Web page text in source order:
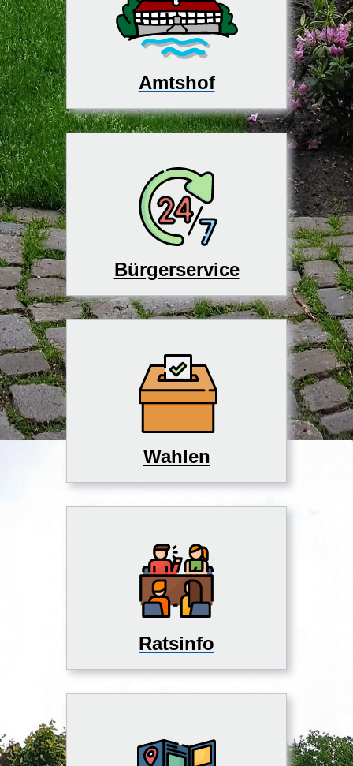
Amtshof
Bürgerservice
Wahlen
Ratsinfo